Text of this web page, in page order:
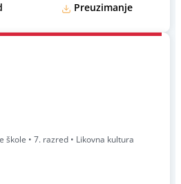
Preuzimanje
škole • 7. razred • Likovna kultura